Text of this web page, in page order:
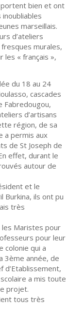
bien et ont
marseillais.
d’ateliers
murales,
les « français »,
du 18 au 24
cascades
Fabredougou,
d’artisans
région, de sa
a permis aux
de St Joseph de
effet, durant le
autour de
et le
Burkina, ils ont pu
très
les Maristes pour
pour leur
colonie qui a
3ème année, de
d’Etablissement,
a mis toute
projet.
tous très